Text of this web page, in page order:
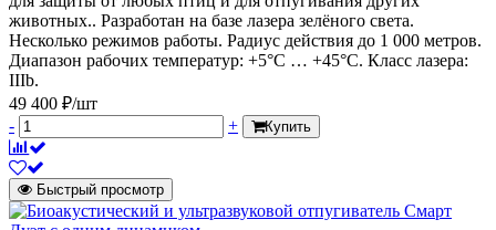
животных.. Разработан на базе лазера зелёного света.
Несколько режимов работы. Радиус действия до 1 000 метров.
Диапазон рабочих температур: +5°C … +45°C. Класс лазера:
IIIb.
49 400 ₽/шт
-
+ Купить
Быстрый просмотр